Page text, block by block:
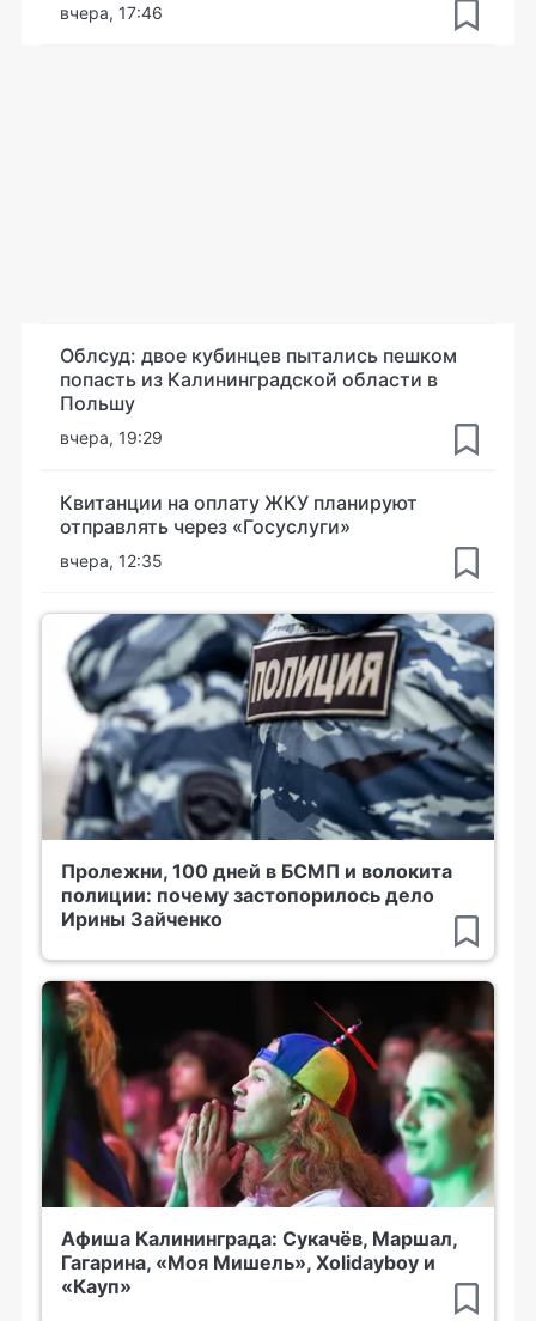
вчера, 17:46
Облсуд: двое кубинцев пытались пешком
попасть из Калининградской области в
Польшу
вчера, 19:29
Квитанции на оплату ЖКУ планируют
отправлять через «Госуслуги»
вчера, 12:35
Пролежни, 100 дней в БСМП и волокита
полиции: почему застопорилось дело
Ирины Зайченко
Афиша Калининграда: Сукачёв, Маршал,
Гагарина, «Моя Мишель», Xolidayboy и
«Кауп»